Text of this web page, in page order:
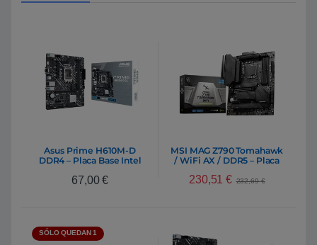
Asus Prime H610M-D
DDR4 – Placa Base Intel
67,00€
MSI MAG Z790 Tomahawk
/ WiFi AX / DDR5 – Placa
230,51€ 232,69€
SÓLO QUEDAN 1